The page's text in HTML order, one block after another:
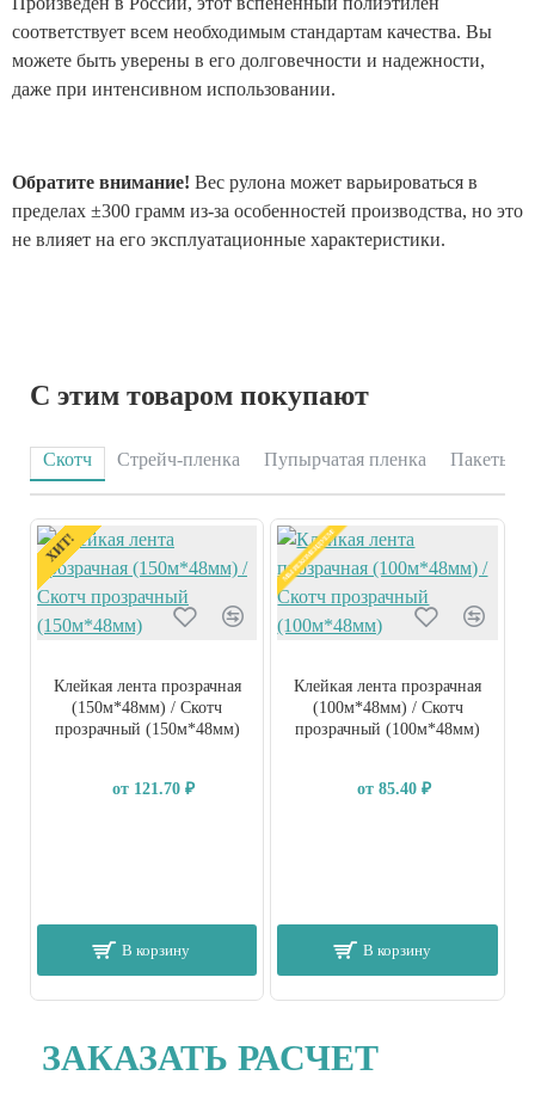
соответствует всем необходимым стандартам качества. Вы
можете быть уверены в его долговечности и надежности,
даже при интенсивном использовании.
Обратите внимание! Вес рулона может варьироваться в
пределах ±300 грамм из-за особенностей производства, но это
не влияет на его эксплуатационные характеристики.
С этим товаром покупают
Скотч Стрейч-пленка Пупырчатая пленка Пакеты
ХИТ!
Клейкая лента прозрачная
(150м*48мм) / Скотч
прозрачный (150м*48мм)
от 121.70 ₽
В корзину
МЫ РЕКОМЕНДУЕМ!
Клейкая лента прозрачная
(100м*48мм) / Скотч
прозрачный (100м*48мм)
от 85.40 ₽
В корзину
ЗАКАЗАТЬ РАСЧЕТ